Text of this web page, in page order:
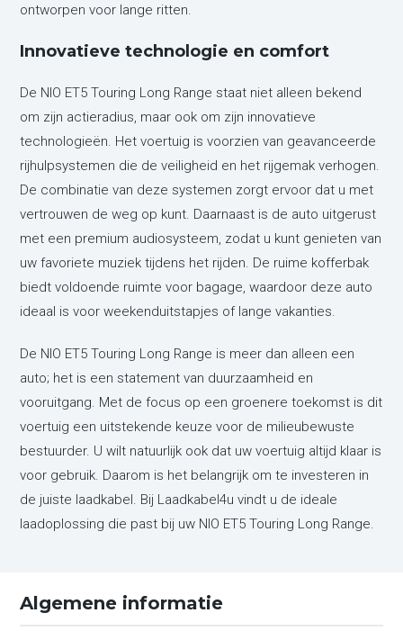
ontworpen voor lange ritten.
Innovatieve technologie en comfort
De NIO ET5 Touring Long Range staat niet alleen bekend
om zijn actieradius, maar ook om zijn innovatieve
technologieën. Het voertuig is voorzien van geavanceerde
rijhulpsystemen die de veiligheid en het rijgemak verhogen.
De combinatie van deze systemen zorgt ervoor dat u met
vertrouwen de weg op kunt. Daarnaast is de auto uitgerust
met een premium audiosysteem, zodat u kunt genieten van
uw favoriete muziek tijdens het rijden. De ruime kofferbak
biedt voldoende ruimte voor bagage, waardoor deze auto
ideaal is voor weekenduitstapjes of lange vakanties.
De NIO ET5 Touring Long Range is meer dan alleen een
auto; het is een statement van duurzaamheid en
vooruitgang. Met de focus op een groenere toekomst is dit
voertuig een uitstekende keuze voor de milieubewuste
bestuurder. U wilt natuurlijk ook dat uw voertuig altijd klaar is
voor gebruik. Daarom is het belangrijk om te investeren in
de juiste laadkabel. Bij Laadkabel4u vindt u de ideale
laadoplossing die past bij uw NIO ET5 Touring Long Range.
Algemene informatie